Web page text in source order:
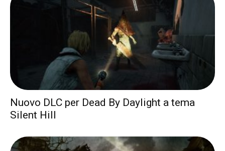
Nuovo DLC per Dead By Daylight a tema
Silent Hill